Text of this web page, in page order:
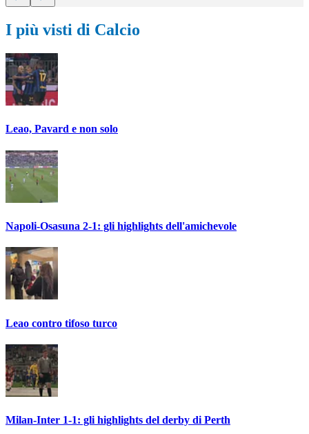
I più visti di Calcio
Leao, Pavard e non solo
Napoli-Osasuna 2-1: gli highlights dell'amichevole
Leao contro tifoso turco
Milan-Inter 1-1: gli highlights del derby di Perth